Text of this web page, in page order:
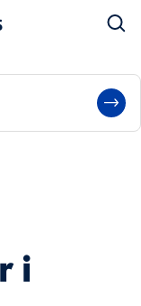
Søg
i